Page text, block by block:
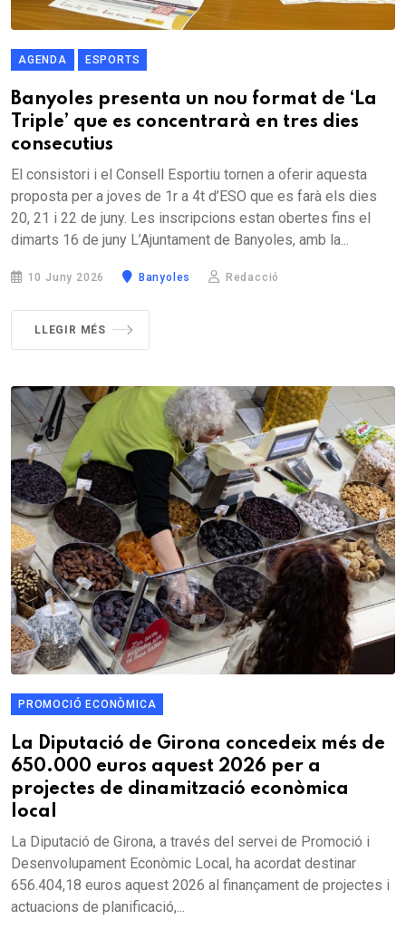
AGENDA ESPORTS
Banyoles presenta un nou format de ‘La
Triple’ que es concentrarà en tres dies
consecutius
El consistori i el Consell Esportiu tornen a oferir aquesta
proposta per a joves de 1r a 4t d’ESO que es farà els dies
20, 21 i 22 de juny. Les inscripcions estan obertes fins el
dimarts 16 de juny L’Ajuntament de Banyoles, amb la...
10 Juny 2026 Banyoles Redacció
LLEGIR MÉS
PROMOCIÓ ECONÒMICA
La Diputació de Girona concedeix més de
650.000 euros aquest 2026 per a
projectes de dinamització econòmica
local
La Diputació de Girona, a través del servei de Promoció i
Desenvolupament Econòmic Local, ha acordat destinar
656.404,18 euros aquest 2026 al finançament de projectes i
actuacions de planificació,...